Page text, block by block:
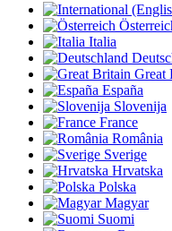
Italia
Great
España
Slovenija
France
România
Sverige
Hrvatska
Polska
Magyar
Suomi